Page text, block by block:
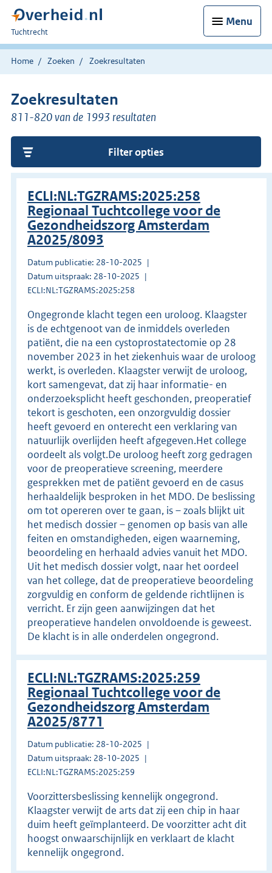
Menu
U
bent
hier:
Tuchtrecht
Home Zoeken Zoekresultaten
Zoekresultaten
811-820 van de 1993 resultaten
Filter opties
ECLI:NL:TGZRAMS:2025:258
Regionaal Tuchtcollege voor de
Gezondheidszorg Amsterdam
A2025/8093
Datum publicatie: 28-10-2025
Datum uitspraak: 28-10-2025
ECLI:NL:TGZRAMS:2025:258
Ongegronde klacht tegen een uroloog. Klaagster
is de echtgenoot van de inmiddels overleden
patiënt, die na een cystoprostatectomie op 28
november 2023 in het ziekenhuis waar de uroloog
werkt, is overleden. Klaagster verwijt de uroloog,
kort samengevat, dat zij haar informatie- en
onderzoeksplicht heeft geschonden, preoperatief
tekort is geschoten, een onzorgvuldig dossier
heeft gevoerd en onterecht een verklaring van
natuurlijk overlijden heeft afgegeven.Het college
oordeelt als volgt.De uroloog heeft zorg gedragen
voor de preoperatieve screening, meerdere
gesprekken met de patiënt gevoerd en de casus
herhaaldelijk besproken in het MDO. De beslissing
om tot opereren over te gaan, is – zoals blijkt uit
het medisch dossier – genomen op basis van alle
feiten en omstandigheden, eigen waarneming,
beoordeling en herhaald advies vanuit het MDO.
Uit het medisch dossier volgt, naar het oordeel
van het college, dat de preoperatieve beoordeling
zorgvuldig en conform de geldende richtlijnen is
verricht. Er zijn geen aanwijzingen dat het
preoperatieve handelen onvoldoende is geweest.
De klacht is in alle onderdelen ongegrond.
ECLI:NL:TGZRAMS:2025:259
Regionaal Tuchtcollege voor de
Gezondheidszorg Amsterdam
A2025/8771
Datum publicatie: 28-10-2025
Datum uitspraak: 28-10-2025
ECLI:NL:TGZRAMS:2025:259
Voorzittersbeslissing kennelijk ongegrond.
Klaagster verwijt de arts dat zij een chip in haar
duim heeft geïmplanteerd. De voorzitter acht dit
hoogst onwaarschijnlijk en verklaart de klacht
kennelijk ongegrond.